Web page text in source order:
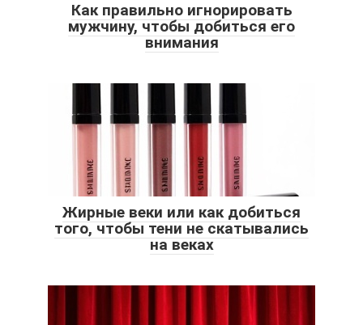
Как правильно игнорировать
мужчину, чтобы добиться его
внимания
Жирные веки или как добиться
того, чтобы тени не скатывались
на веках